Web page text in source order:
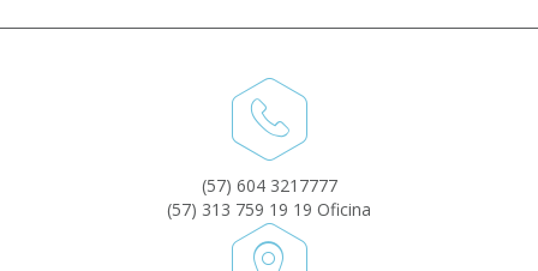
(57) 604 3217777
(57) 313 759 19 19 Oficina